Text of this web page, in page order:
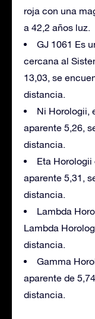
roja con una
a 42,2 años luz.
GJ 1061 Es
cercana al
13,03, se
distancia.
Ni Horologii,
aparente 5,26,
distancia.
Eta
aparente 5,31,
distancia.
Lambda
Lambda
distancia.
Gamma
aparente de
distancia.